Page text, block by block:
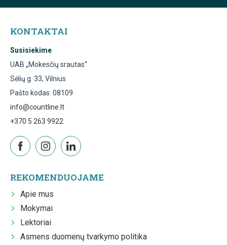
KONTAKTAI
Susisiekime
UAB „Mokesčių srautas“
Sėlių g. 33, Vilnius
Pašto kodas: 08109
info@countline.lt
+370 5 263 9922
REKOMENDUOJAME
Apie mus
Mokymai
Lektoriai
Asmens duomenų tvarkymo politika